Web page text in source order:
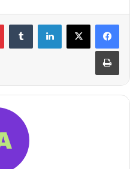
لينكدإن
طباعة